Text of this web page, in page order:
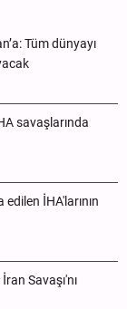
Tüm dünyayı
savaşlarında
İHA'larının
Savaşı'nı